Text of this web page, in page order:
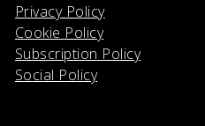
Privacy Policy
Cookie Policy
Subscription Policy
Social Policy